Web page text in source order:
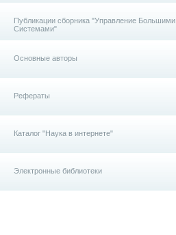
Публикации сборника "Управление Большими
Системами"
Основные авторы
Рефераты
Каталог "Наука в интернете"
Электронные библиотеки